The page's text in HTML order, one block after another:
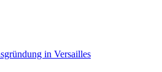
in Versailles